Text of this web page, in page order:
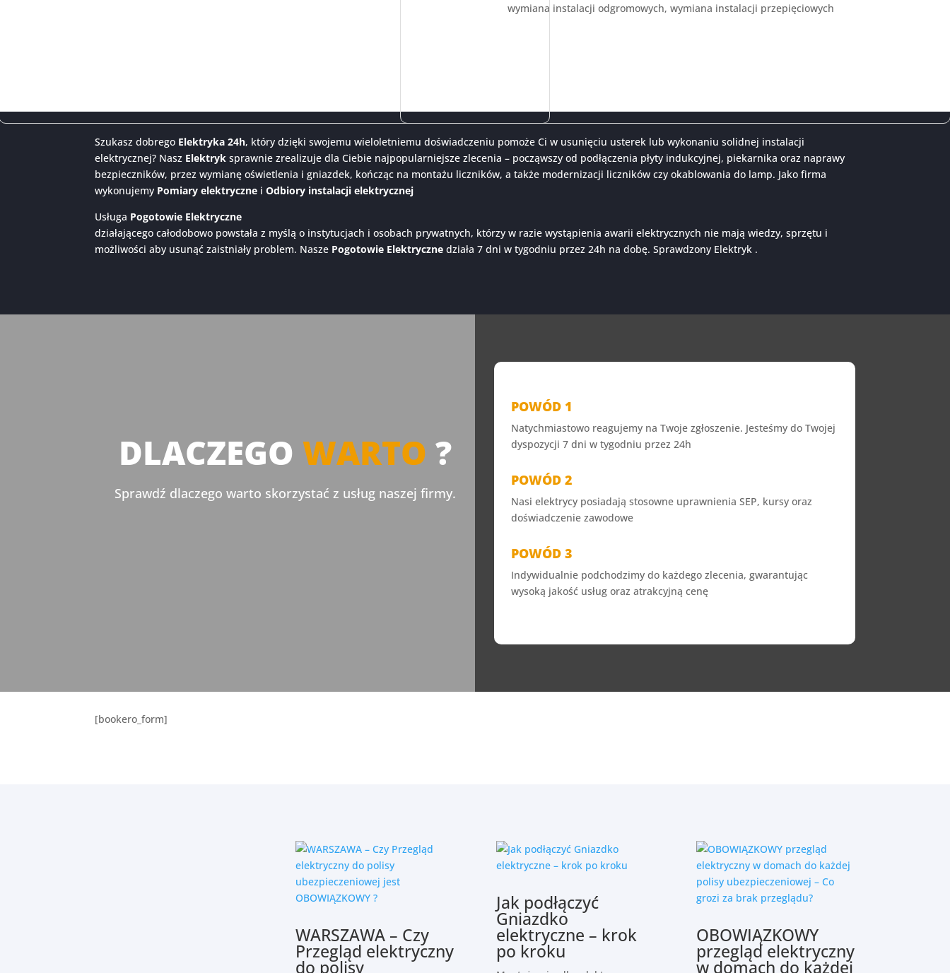
wymiana instalacji odgromowych, wymiana instalacji przepięciowych
Szukasz dobrego Elektryka 24h, który dzięki swojemu wieloletniemu doświadczeniu pomoże Ci w usunięciu usterek lub wykonaniu solidnej instalacji
elektrycznej? Nasz Elektryk sprawnie zrealizuje dla Ciebie najpopularniejsze zlecenia – począwszy od podłączenia płyty indukcyjnej, piekarnika oraz naprawy
bezpieczników, przez wymianę oświetlenia i gniazdek, kończąc na montażu liczników, a także modernizacji liczników czy okablowania do lamp. Jako firma
wykonujemy Pomiary elektryczne iOdbiory instalacji elektrycznej
Usługa Pogotowie Elektryczne
działającego całodobowo powstała z myślą o instytucjach i osobach prywatnych, którzy w razie wystąpienia awarii elektrycznych nie mają wiedzy, sprzętu i
możliwości aby usunąć zaistniały problem. Nasze Pogotowie Elektryczne działa 7 dni w tygodniu przez 24h na dobę. Sprawdzony Elektryk .
DLACZEGO WARTO ?
Sprawdź dlaczego warto skorzystać z usług naszej firmy.
POWÓD 1
Natychmiastowo reagujemy na Twoje zgłoszenie. Jesteśmy do Twojej
dyspozycji 7 dni w tygodniu przez 24h
POWÓD 2
Nasi elektrycy posiadają stosowne uprawnienia SEP, kursy oraz
doświadczenie zawodowe
POWÓD 3
Indywidualnie podchodzimy do każdego zlecenia, gwarantując
wysoką jakość usług oraz atrakcyjną cenę
[bookero_form]
WARSZAWA – Czy
Przegląd elektryczny
do polisy
Jak podłączyć
Gniazdko
elektryczne – krok
po kroku
OBOWIĄZKOWY
przegląd elektryczny
w domach do każdej